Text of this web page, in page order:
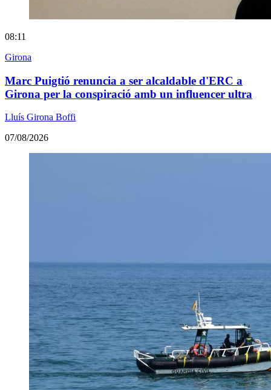
08:11
Girona
Marc Puigtió renuncia a ser alcaldable d'ERC a
Girona per la conspiració amb un influencer ultra
Lluís Girona Boffi
07/08/2026